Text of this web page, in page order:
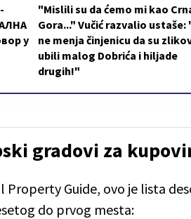
у
"Mislili su da ćemo mi kao
Gora..." Vučić razvalio ustaše:
ne menja činjenicu da su
ubili malog Dobrića i hiljade
drugih!"
gradovi za
Property Guide, ovo je lista
do prvog mesta: